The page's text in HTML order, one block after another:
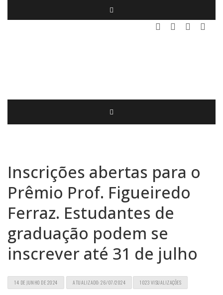
Inscrições abertas para o
Prêmio Prof. Figueiredo
Ferraz. Estudantes de
graduação podem se
inscrever até 31 de julho
14 DE JUNHO DE 2024 ATUALIZADO: 26/07/2024 1023 VISUALIZAÇÕES